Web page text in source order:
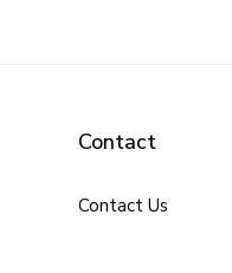
Contact
Contact Us